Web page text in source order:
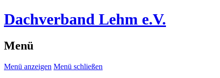
Dachverband Lehm e.V.
Menü
Menü anzeigen Menü schließen